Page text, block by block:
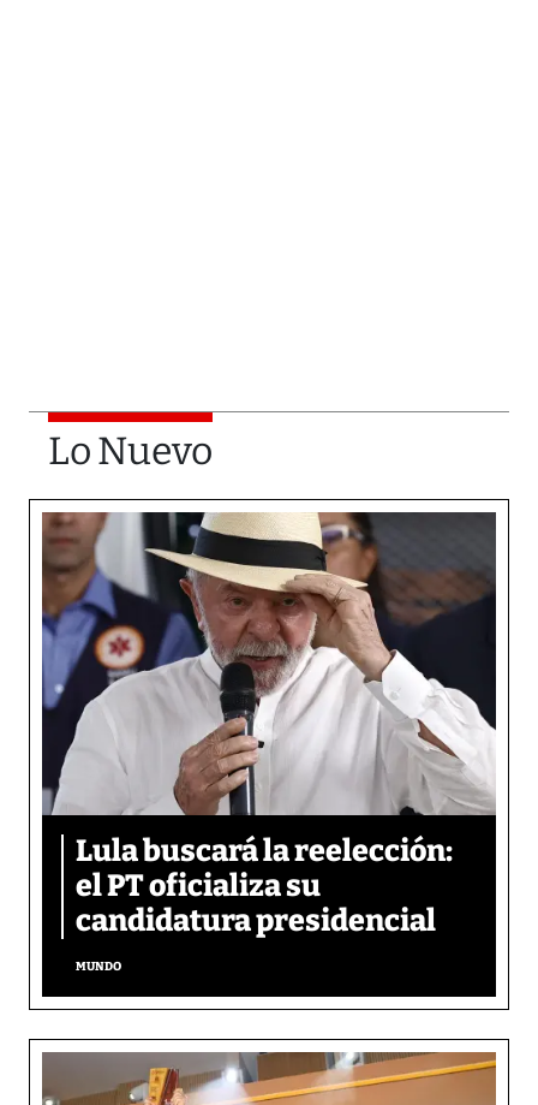
Lo Nuevo
Lula buscará la reelección:
el PT oficializa su
candidatura presidencial
MUNDO